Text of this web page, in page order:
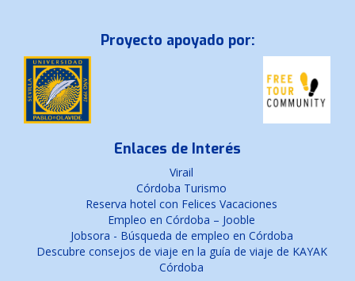
Proyecto apoyado por:
Enlaces de Interés
Virail
Córdoba Turismo
Reserva hotel con Felices Vacaciones
Empleo en Córdoba – Jooble
Jobsora - Búsqueda de empleo en Córdoba
Descubre consejos de viaje en la guía de viaje de KAYAK
Córdoba